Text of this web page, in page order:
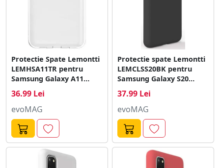
Protectie Spate Lemontti
LEMHSA11TR pentru
Samsung Galaxy A11
36.99 Lei
evoMAG
Protectie spate Lemontti
LEMCLSS20BK pentru
Samsung Galaxy S20
37.99 Lei
evoMAG